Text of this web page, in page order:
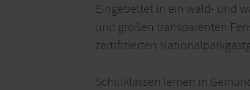
Eingebettet in ein wald- und
und großen transparenten
zertifizierten
Schulklassen lernen in